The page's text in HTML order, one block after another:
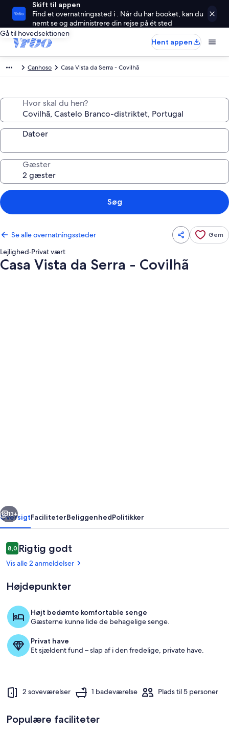
Skift til appen
Find et overnatningssted i . Når du har booket, kan du
nemt se og administrere din rejse på ét sted
Gå til hovedsektionen
Hent appen
Canhoso Casa Vista da Serra - Covilhã
Hvor skal du hen?
Datoer
Gæster
Søg
Se alle overnatningssteder Gem
Lejlighed·Privat vært
Casa Vista da Serra - Covilhã
Interiør
Næste
13+
OversigtFaciliteterBeliggenhedPolitikker
Anmeldelser
8,08,0 ud af 10.
Rigtig godt
Vis alle 2 anmeldelser
Højdepunkter
Højt bedømte komfortable senge
Gæsterne kunne lide de behagelige senge.
Privat have
Et sjældent fund – slap af i den fredelige, private have.
2 soveværelser 1 badeværelse Plads til 5 personer
Populære faciliteter